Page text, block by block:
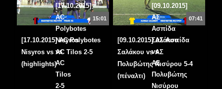
15:01
[17.10.2015] AC Polybotes
Nisyros vs AC Tilos 2-5
(highlights)
07:41
[09.10.2015] ΑΣ Ασπίδα
Σαλάκου vs ΑΣ
Πολυβώτης Νισύρου 5-4
(πέναλτι)